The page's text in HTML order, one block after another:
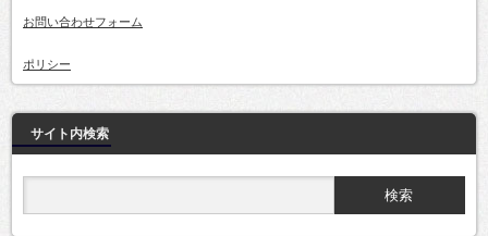
お問い合わせフォーム
ポリシー
サイト内検索